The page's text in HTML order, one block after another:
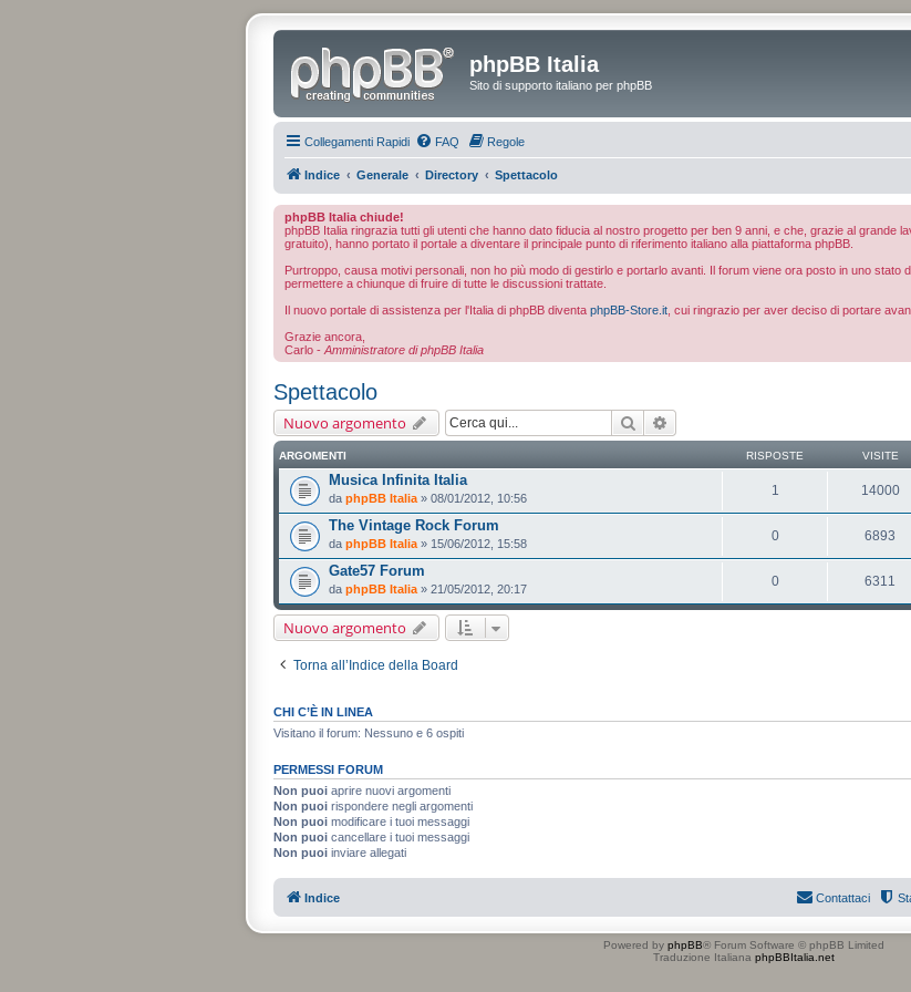
phpBB Italia
Sito di supporto italiano per phpBB
Collegamenti Rapidi FAQ Regole
Indice Generale Directory Spettacolo
phpBB Italia chiude!
phpBB Italia ringrazia tutti gli utenti che hanno dato fiducia al nostro progetto per ben 9 anni, e che, grazie al grande
gratuito), hanno portato il portale a diventare il principale punto di riferimento italiano alla piattaforma phpBB.
Purtroppo, causa motivi personali, non ho più modo di gestirlo e portarlo avanti. Il forum viene ora posto in uno stato
permettere a chiunque di fruire di tutte le discussioni trattate.
Il nuovo portale di assistenza per l'Italia di phpBB diventa phpBB-Store.it , cui ringrazio per aver deciso di portare
Grazie ancora,
Carlo - Amministratore di phpBB Italia
Spettacolo
Nuovo argomento Cerca
ARGOMENTI RISPOSTE VISITE
Musica Infinita Italia
da phpBB Italia » 08/01/2012, 10:56
1 14000
The Vintage Rock Forum
da phpBB Italia » 15/06/2012, 15:58
0 6893
Gate57 Forum
da phpBB Italia » 21/05/2012, 20:17
0 6311
Nuovo argomento
Torna all’Indice della Board
CHI C’È IN LINEA
Visitano il forum: Nessuno e 6 ospiti
PERMESSI FORUM
Non puoi aprire nuovi argomenti
Non puoi rispondere negli argomenti
Non puoi modificare i tuoi messaggi
Non puoi cancellare i tuoi messaggi
Non puoi inviare allegati
Indice Contattaci
Powered by phpBB® Forum Software © phpBB Limited
Traduzione Italiana phpBBItalia.net